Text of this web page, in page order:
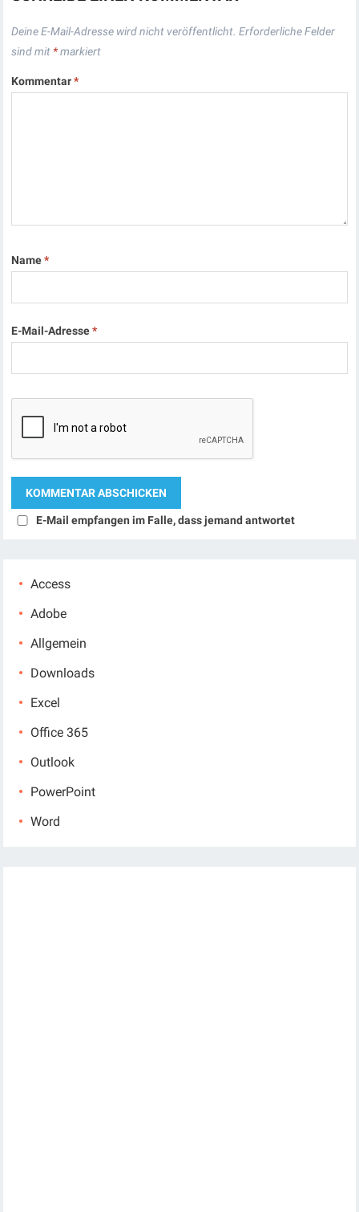
Deine E-Mail-Adresse wird nicht veröffentlicht. Erforderliche Felder
sind mit *markiert
Kommentar*
Name*
E-Mail-Adresse*
E-Mail empfangen im Falle, dass jemand antwortet
Access
Adobe
Allgemein
Downloads
Excel
Office 365
Outlook
PowerPoint
Word